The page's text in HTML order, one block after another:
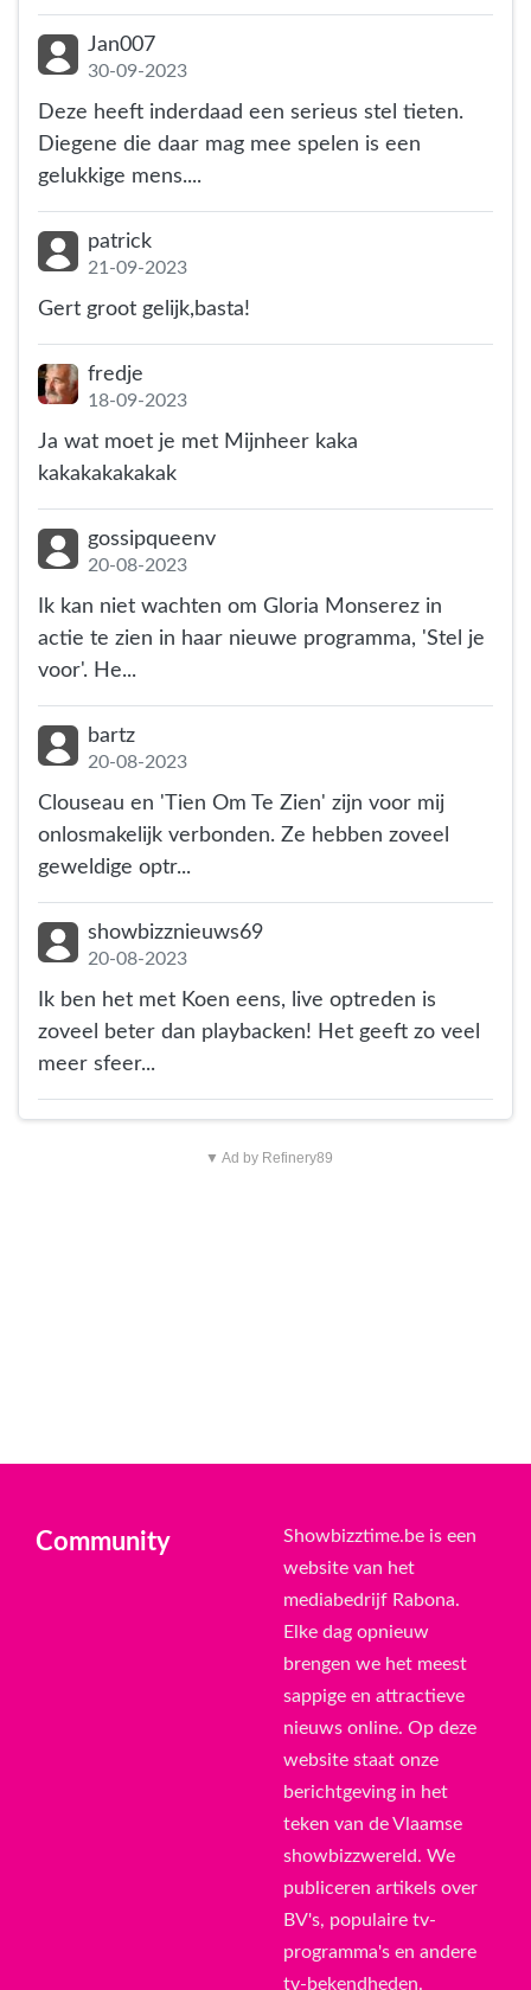
Jan007
30-09-2023
Deze heeft inderdaad een serieus stel tieten.
Diegene die daar mag mee spelen is een
gelukkige mens....
patrick
21-09-2023
Gert groot gelijk,basta!
fredje
18-09-2023
Ja wat moet je met Mijnheer kaka
kakakakakakak
gossipqueenv
20-08-2023
Ik kan niet wachten om Gloria Monserez in
actie te zien in haar nieuwe programma, 'Stel je
voor'. He...
bartz
20-08-2023
Clouseau en 'Tien Om Te Zien' zijn voor mij
onlosmakelijk verbonden. Ze hebben zoveel
geweldige optr...
showbizznieuws69
20-08-2023
Ik ben het met Koen eens, live optreden is
zoveel beter dan playbacken! Het geeft zo veel
meer sfeer...
▼ Ad by Refinery89
Community
Showbizztime.be is een
website van het
mediabedrijf Rabona.
Elke dag opnieuw
brengen we het meest
sappige en attractieve
nieuws online. Op deze
website staat onze
berichtgeving in het
teken van de Vlaamse
showbizzwereld. We
publiceren artikels over
BV's, populaire tv-
programma's en andere
tv-bekendheden.